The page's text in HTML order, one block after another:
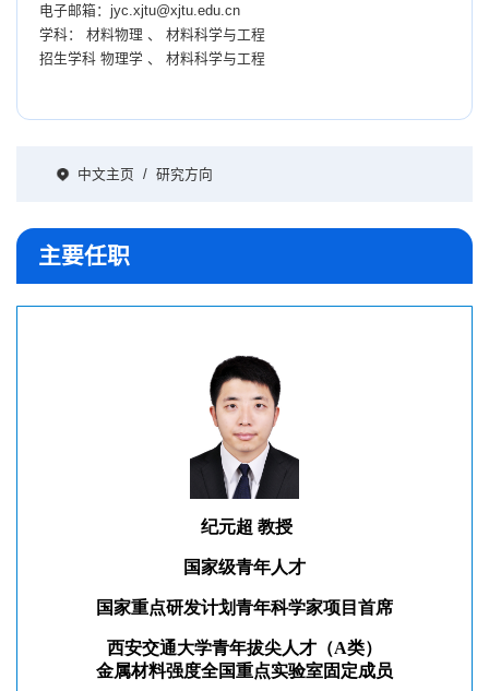
电子邮箱： jyc.xjtu@xjtu.edu.cn
学科： 材料物理 、 材料科学与工程
招生学科 物理学 、 材料科学与工程
中文主页 / 研究方向
主要任职